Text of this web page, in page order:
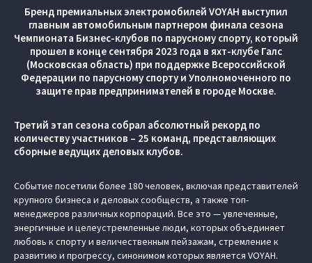
Бренд премиальных электромобилей VOYAH выступил
главным автомобильным партнером финала сезона
Чемпионата Бизнес-клубов по парусному спорту, который
прошел в конце сентября 2023 года в яхт-клубе Галс
(Московская область) при поддержке Всероссийской
Федерации по парусному спорту и Уполномоченного по
защите прав предпринимателей в городе Москве.
Третий этап сезона собрал абсолютный рекорд по
количеству участников – 25 команд, представляющих
сборные ведущих деловых клубов.
Событие посетили более 180 человек, включая представителей
крупного бизнеса и деловых сообществ, а также топ-
менеджеров различных корпораций. Все это — увлеченные,
энергичные и целеустремленные люди, которых объединяет
любовь к спорту и величественным пейзажам, стремление к
развитию и прогрессу, синонимом которых является VOYAH.